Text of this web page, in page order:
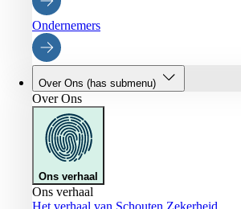
Ondernemers
Over Ons (has submenu)
Over Ons
Ons verhaal
Ons verhaal